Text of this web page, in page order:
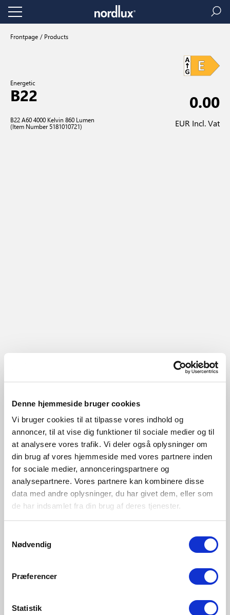
Denne hjemmeside bruger cookies
Vi bruger cookies til at tilpasse vores indhold og
annoncer, til at vise dig funktioner til sociale medier og til
at analysere vores trafik. Vi deler også oplysninger om
din brug af vores hjemmeside med vores partnere inden
for sociale medier, annonceringspartnere og
analysepartnere. Vores partnere kan kombinere disse
data med andre oplysninger, du har givet dem, eller som
de har indsamlet fra din brug af deres tjenester.
Nødvendig
Præferencer
Statistik
Frontpage Products
Energetic
B22
B22 A60 4000 Kelvin 860 Lumen
(Item Number 5181010721)
0.00
EUR Incl. Vat
Overall Product Info Specifications Dimensions
White light (4000 kelvin)
Bulb base
Dimmable?
4000
860.0